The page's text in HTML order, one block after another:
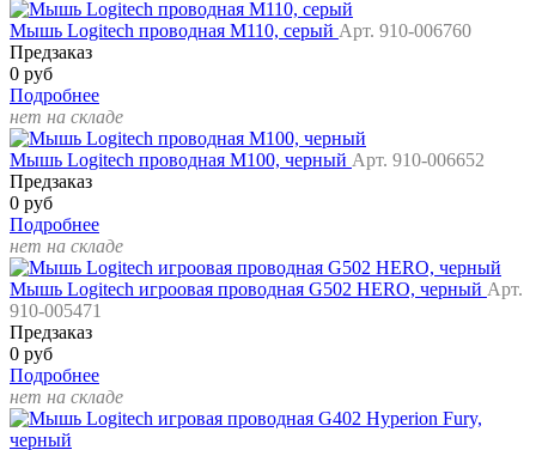
Мышь Logitech проводная M110, серый Арт. 910-006760
Предзаказ
0 руб
Подробнее
нет на складе
Мышь Logitech проводная M100, черный Арт. 910-006652
Предзаказ
0 руб
Подробнее
нет на складе
Мышь Logitech игроовая проводная G502 HERO, черный Арт.
910-005471
Предзаказ
0 руб
Подробнее
нет на складе